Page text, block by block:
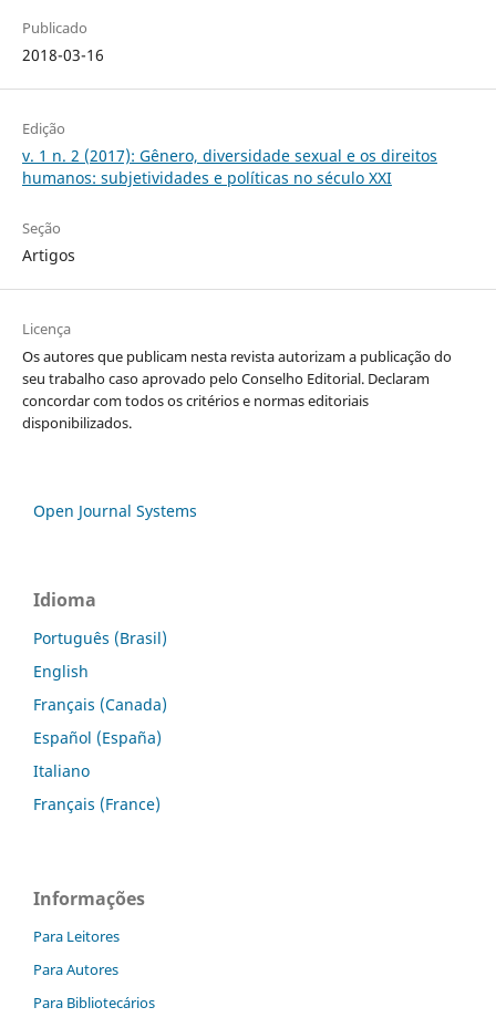
Publicado
2018-03-16
Edição
v. 1 n. 2 (2017): Gênero, diversidade sexual e os direitos
humanos: subjetividades e políticas no século XXI
Seção
Artigos
Licença
Os autores que publicam nesta revista autorizam a publicação do
seu trabalho caso aprovado pelo Conselho Editorial. Declaram
concordar com todos os critérios e normas editoriais
disponibilizados.
Open Journal Systems
Idioma
Português (Brasil)
English
Français (Canada)
Español (España)
Italiano
Français (France)
Informações
Para Leitores
Para Autores
Para Bibliotecários